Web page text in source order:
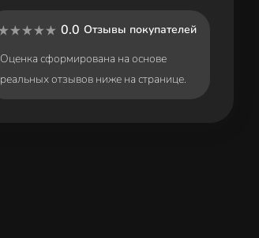
0.0 Отзывы покупателей
Оценка сформирована на основе
реальных отзывов ниже на странице.